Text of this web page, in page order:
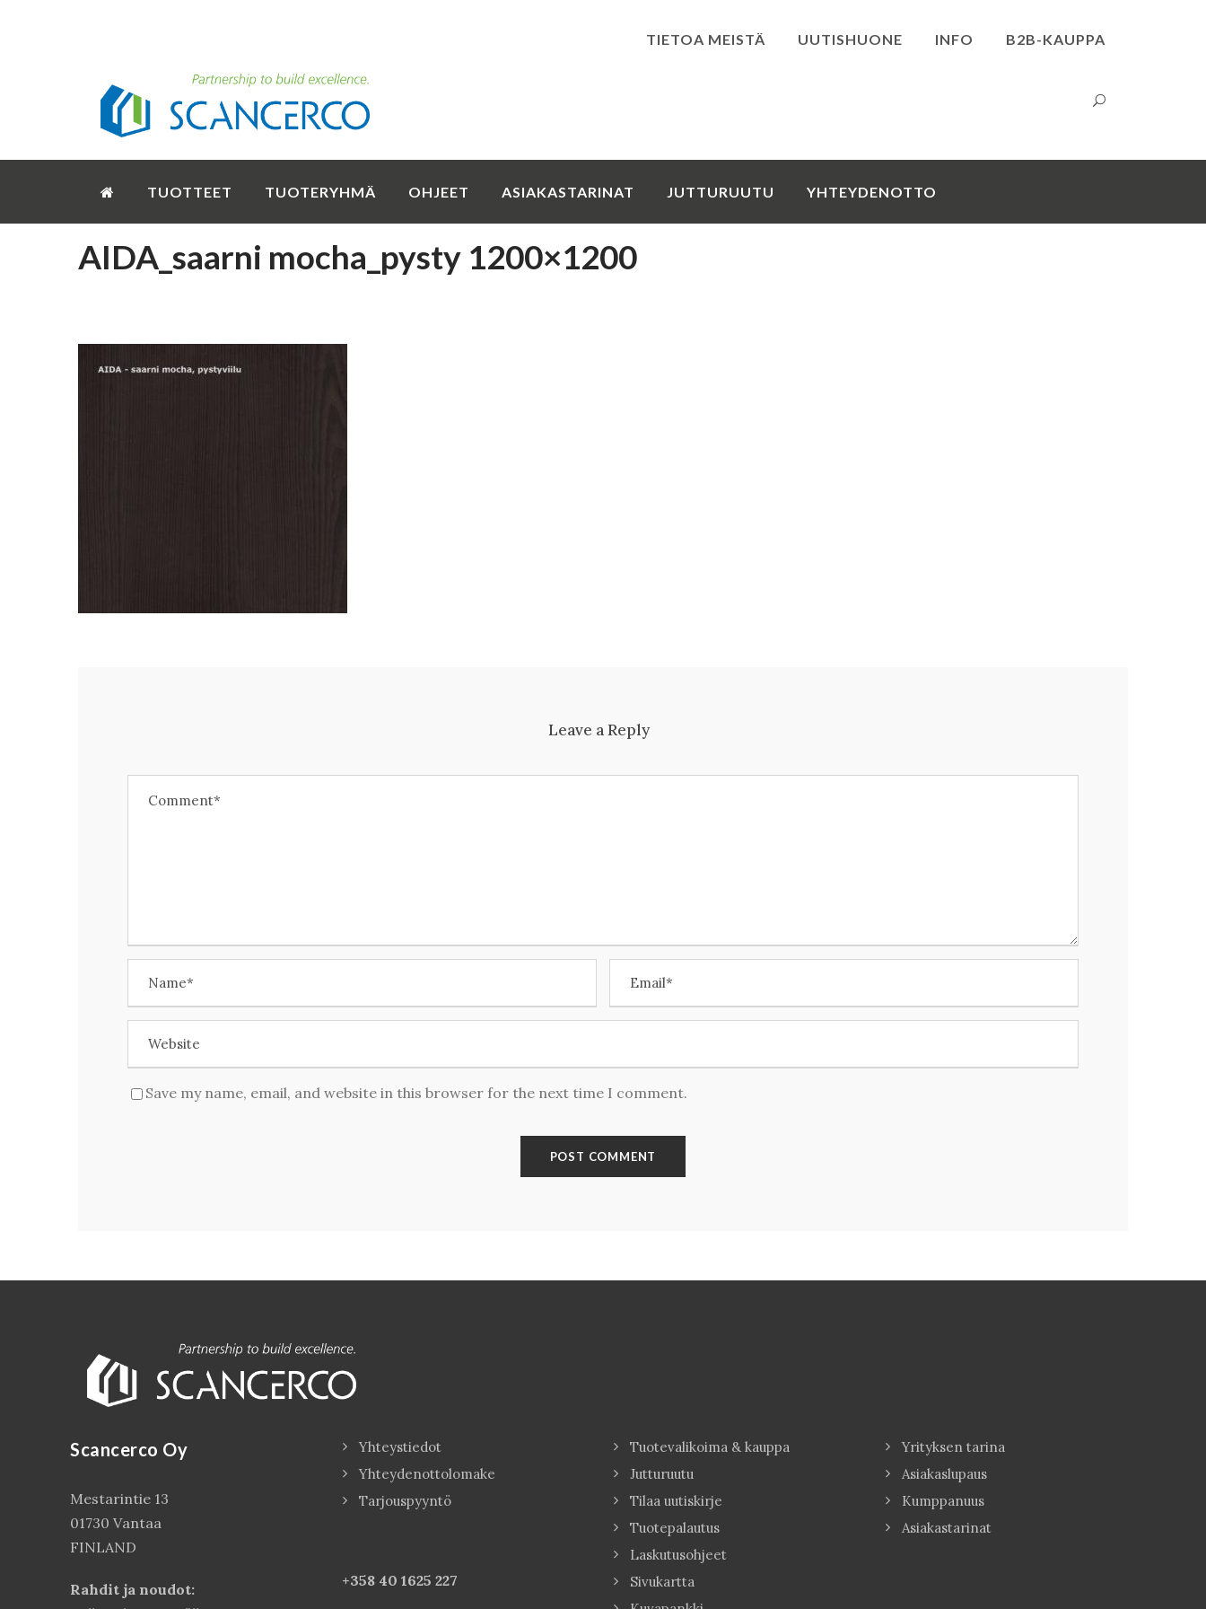
TIETOA MEISTÄ UUTISHUONE INFO B2B-KAUPPA
TUOTTEET TUOTERYHMÄ OHJEET ASIAKASTARINAT JUTTURUUTU YHTEYDENOTTO
AIDA_saarni mocha_pysty 1200×1200
Leave a Reply
Save my name, email, and website in this browser for the next time I comment.
Scancerco Oy
Mestarintie 13
01730 Vantaa
FINLAND
Rahdit ja noudot:
Yhteystiedot
Yhteydenottolomake
Tarjouspyyntö
+358 40 1625 227
Tuotevalikoima & kauppa
Jutturuutu
Tilaa uutiskirje
Tuotepalautus
Laskutusohjeet
Sivukartta
Yrityksen tarina
Asiakaslupaus
Kumppanuus
Asiakastarinat